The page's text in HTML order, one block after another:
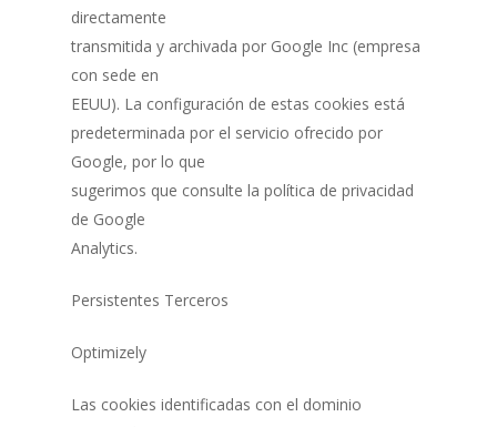
directamente
transmitida y archivada por Google Inc (empresa
con sede en
EEUU). La configuración de estas cookies está
predeterminada por el servicio ofrecido por
Google, por lo que
sugerimos que consulte la política de privacidad
de Google
Analytics.
Persistentes Terceros
Optimizely
Las cookies identificadas con el dominio